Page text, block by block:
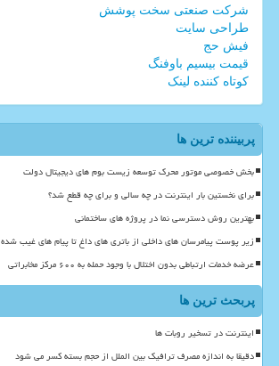
شرکت صنعتی سخت پوشش
طراحی سایت
فیش حج
قیمت بیسیم باوفنگ
کوتاه کننده لینک
پربیننده ترین ها
بخش خصوصی موتور محرک توسعه زیست بوم های دیجیتال دولت
برای نخستین بار اینترنت در چه سالی و برای چه قطع شد؟
بهترین روش دسترسی نما در پروژه های ساختمانی
زیر پوست پیامرسان های داخلی از باتری های داغ تا پیام های غیب شده
عرضه خدمات ارتباطی بدون اختلال با وجود حمله به ۶۰۰ مرکز مخابراتی
پربحث ترین ها
اینترنت در تسخیر روبات ها
دقیقا به اندازه مصرف ترافیک بین الملل از حجم بسته کسر می شود